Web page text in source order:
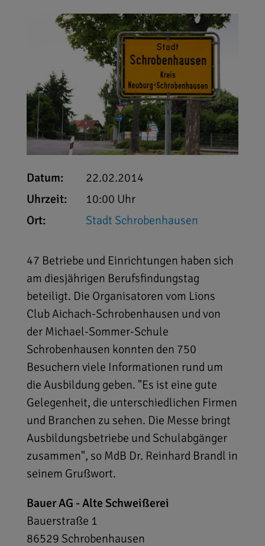
Datum:
22.02.2014
Uhrzeit:
10:00 Uhr
Ort:
Stadt Schrobenhausen
47 Betriebe und Einrichtungen haben sich
am diesjährigen Berufsfindungstag
beteiligt. Die Organisatoren vom Lions
Club Aichach-Schrobenhausen und von
der Michael-Sommer-Schule
Schrobenhausen konnten den 750
Besuchern viele Informationen rund um
die Ausbildung geben. "Es ist eine gute
Gelegenheit, die unterschiedlichen Firmen
und Branchen zu sehen. Die Messe bringt
Ausbildungsbetriebe und Schulabgänger
zusammen", so MdB Dr. Reinhard Brandl in
seinem Grußwort.
Bauer AG - Alte Schweißerei
Bauerstraße 1
86529 Schrobenhausen